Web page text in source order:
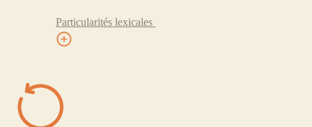
Particularités lexicales